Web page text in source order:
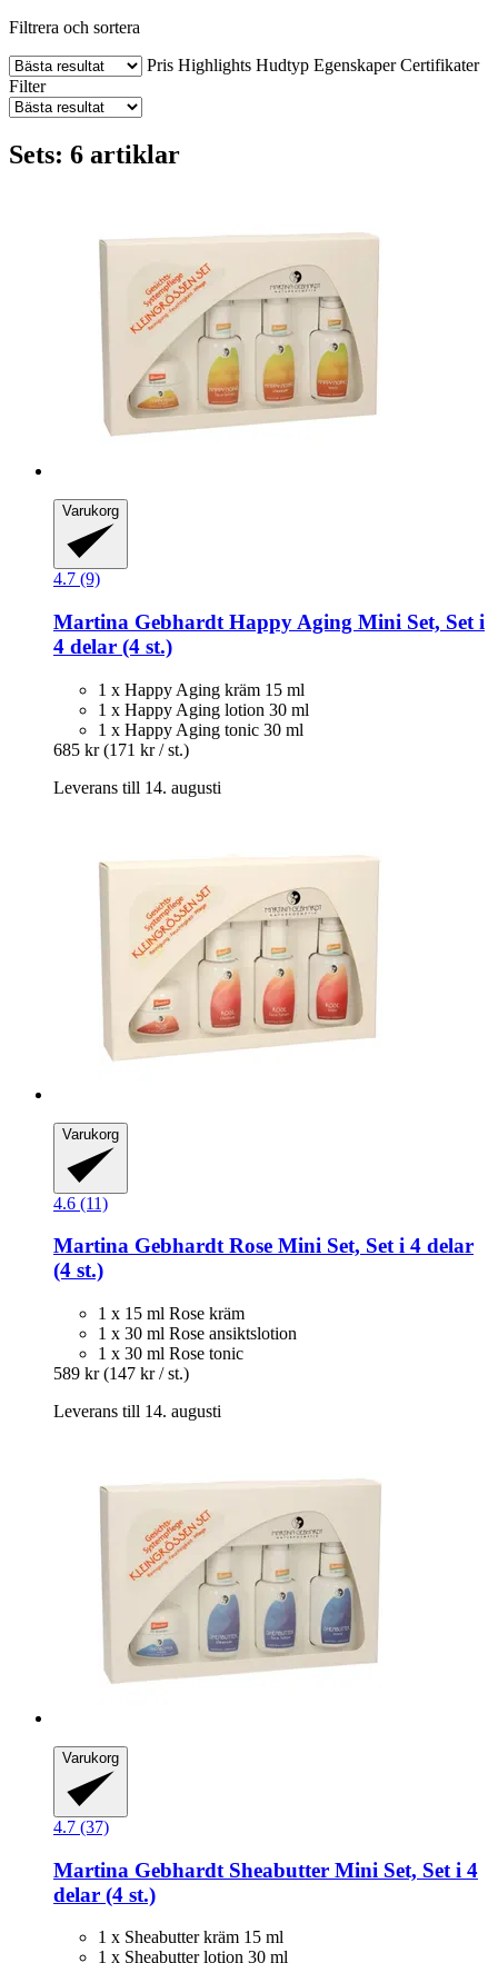
Filtrera och sortera
Pris Highlights Hudtyp Egenskaper Certifikater
Filter
Sets: 6 artiklar
Varukorg
4.7 (9)
Martina Gebhardt Happy Aging Mini Set, Set i
4 delar (4 st.)
1 x Happy Aging kräm 15 ml
1 x Happy Aging lotion 30 ml
1 x Happy Aging tonic 30 ml
685 kr (171 kr / st.)
Leverans till 14. augusti
Varukorg
4.6 (11)
Martina GebhardtRose Mini Set, Set i 4 delar
(4 st.)
1 x 15 ml Rose kräm
1 x 30 ml Rose ansiktslotion
1 x 30 ml Rose tonic
589 kr (147 kr / st.)
Leverans till 14. augusti
Varukorg
4.7 (37)
Martina Gebhardt Sheabutter Mini Set, Set i 4
delar (4 st.)
1 x Sheabutter kräm 15 ml
1 x Sheabutter lotion 30 ml